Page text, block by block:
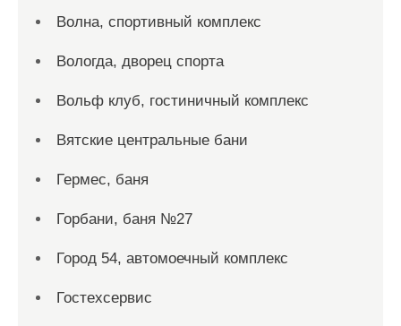
Волна, спортивный комплекс
Вологда, дворец спорта
Вольф клуб, гостиничный комплекс
Вятские центральные бани
Гермес, баня
Горбани, баня №27
Город 54, автомоечный комплекс
Гостехсервис